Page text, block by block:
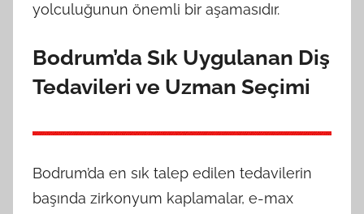
yolculuğunun önemli bir aşamasıdır.
Bodrum’da Sık Uygulanan Diş
Tedavileri ve Uzman Seçimi
Bodrum’da en sık talep edilen tedavilerin
başında zirkonyum kaplamalar, e-max